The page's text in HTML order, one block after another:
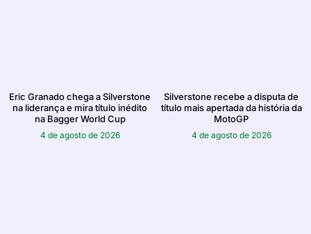
Eric Granado chega a Silverstone
na liderança e mira título inédito
na Bagger World Cup
4 de agosto de 2026
Silverstone recebe a disputa de
título mais apertada da história da
MotoGP
4 de agosto de 2026